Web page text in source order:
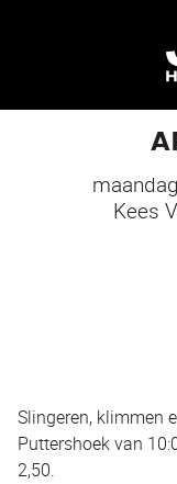
Kees
Slingeren, klimmen
Puttershoek van
2,50.